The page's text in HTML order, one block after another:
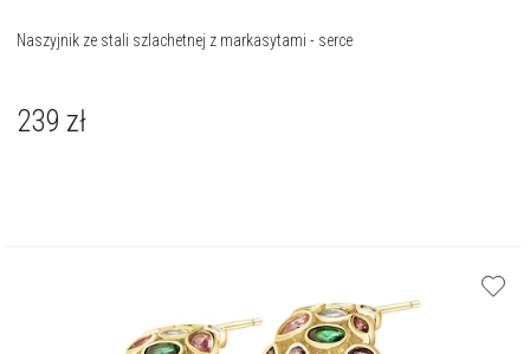
Naszyjnik ze stali szlachetnej z markasytami - serce
239 zł